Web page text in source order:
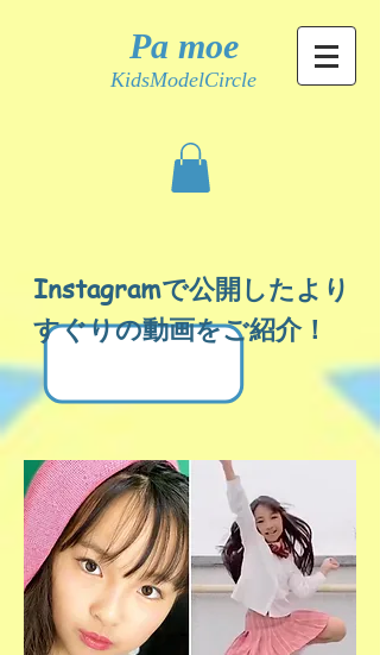
Pa moe
KidsModelCircle
Instagramで公開したより
すぐりの動画をご紹介！